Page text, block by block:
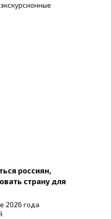
россиян,
страну для
2026 года